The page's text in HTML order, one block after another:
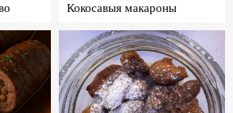
Кокосавыя макароны